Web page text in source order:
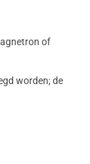
of
worden; de